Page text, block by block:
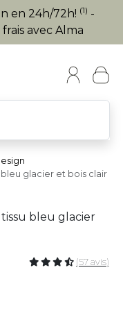
en 24h/72h! (1) -
avec Alma
glacier et bois clair
tissu bleu glacier
(57 avis)